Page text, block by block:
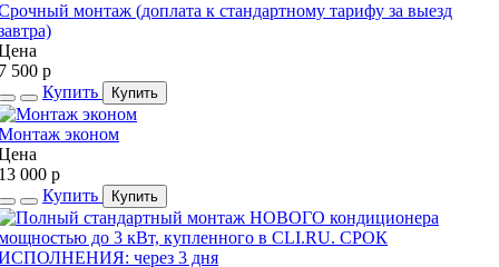
монтаж (доплата к стандартному тарифу за выезд
500 p
Купить
Купить
эконом
000 p
Купить
Купить